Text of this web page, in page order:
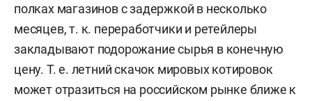
полках магазинов с задержкой в несколько
месяцев, т. к. переработчики и ретейлеры
закладывают подорожание сырья в конечную
цену. Т. е. летний скачок мировых котировок
может отразиться на российском рынке ближе к